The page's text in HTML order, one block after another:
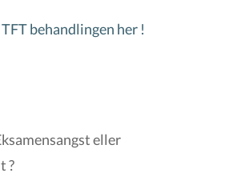
behandlingen her !
eller
?